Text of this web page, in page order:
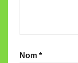
Nom *